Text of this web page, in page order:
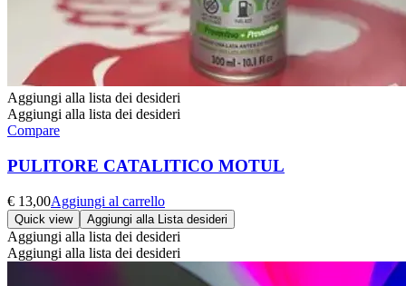
Aggiungi alla lista dei desideri
Aggiungi alla lista dei desideri
Compare
PULITORE CATALITICO MOTUL
€ 13,00Aggiungi al carrello
Quick view Aggiungi alla Lista desideri
Aggiungi alla lista dei desideri
Aggiungi alla lista dei desideri